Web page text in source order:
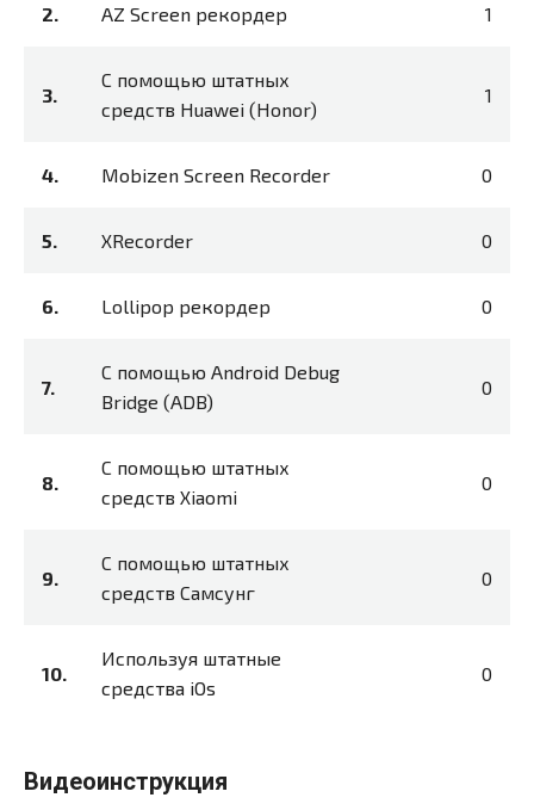
AZ Screen рекордер 1
С помощью штатных
средств Huawei (Honor)
1
Mobizen Screen Recorder 0
XRecorder 0
Lollipop рекордер 0
С помощью Android Debug
Bridge (ADB)
0
С помощью штатных
средств Xiaomi
0
С помощью штатных
средств Самсунг
0
Используя штатные
средства iOs
0
Видеоинструкция